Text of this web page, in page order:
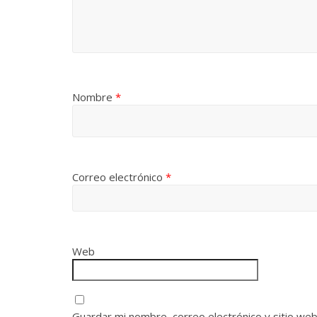
Nombre *
Correo electrónico *
Web